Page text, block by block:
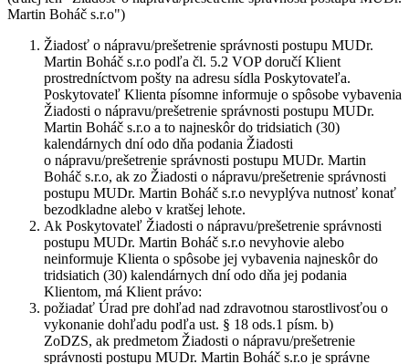
Martin Boháč s.r.o")
Žiadosť o nápravu/prešetrenie správnosti postupu MUDr.
Martin Boháč s.r.o podľa čl. 5.2 VOP doručí Klient
prostredníctvom pošty na adresu sídla Poskytovateľa.
Poskytovateľ Klienta písomne informuje o spôsobe vybavenia
Žiadosti o nápravu/prešetrenie správnosti postupu MUDr.
Martin Boháč s.r.o a to najneskôr do tridsiatich (30)
kalendárnych dní odo dňa podania Žiadosti
o nápravu/prešetrenie správnosti postupu MUDr. Martin
Boháč s.r.o, ak zo Žiadosti o nápravu/prešetrenie správnosti
postupu MUDr. Martin Boháč s.r.o nevyplýva nutnosť konať
bezodkladne alebo v kratšej lehote.
Ak Poskytovateľ Žiadosti o nápravu/prešetrenie správnosti
postupu MUDr. Martin Boháč s.r.o nevyhovie alebo
neinformuje Klienta o spôsobe jej vybavenia najneskôr do
tridsiatich (30) kalendárnych dní odo dňa jej podania
Klientom, má Klient právo:
požiadať Úrad pre dohľad nad zdravotnou starostlivosťou o
vykonanie dohľadu podľa ust. § 18 ods.1 písm. b)
ZoDZS, ak predmetom Žiadosti o nápravu/prešetrenie
správnosti postupu MUDr. Martin Boháč s.r.o je správne